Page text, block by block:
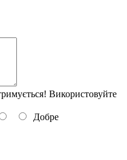
Використовуйте
Добре